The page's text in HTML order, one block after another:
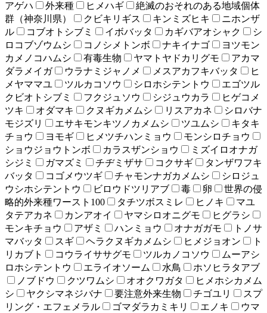
アゲハ
外来種 ヒメハギ
絶滅のおそれのある地域個体
群（神奈川県）
クビキリギス キンミズヒキ
ニホンザ
ル
コブオトシブミ イボバッタ カギバアオシャク
シ
ロコブゾウムシ
コノシメトンボ ナキイナゴ
ヨツモン
カメノコハムシ
有毒生物 ヤマトヤドカリグモ
アカマ
ダラメイガ
ウラナミジャノメ メスアカフキバッタ
ヒ
メヤママユ
ツルカコソウ シロホシテントウ
エゴツル
クビオトシブミ
フクジュソウ シジュウカラ
ヒゲコメ
ツキ
オダマキ クヌギカメムシ リスアカネ
シロバナ
モジズリ
エサキモンキツノカメムシ ツユムシ
キタキ
チョウ
ヨモギ ヒメツチハンミョウ
モンシロチョウ
ショウジョウトンボ
カラスザンショウ
ミズイロオナガ
シジミ
ガマズミ チヂミザサ コクサギ
タンザワフキ
バッタ
コゴメウツギ チャモンナガカメムシ
シロジュ
ウシホシテントウ
ビロウドツリアブ 毒 卵
世界の侵
略的外来種ワースト100
タチツボスミレ ヒノキ
マユ
タテアカネ
カンアオイ ヤマシロオニグモ
ヒグラシ
モンキチョウ
アザミ ハンミョウ オナガガモ
トノサ
マバッタ
スギ ヘラクヌギカメムシ ヒメジョオン
ト
リカブト
コウライササグモ ツルカノコソウ
ムーアシ
ロホシテントウ
エライオソーム 水鳥
ホソヒラタアブ
ノブドウ
クツワムシ オオクワガタ
ヒメホシカメム
シ
ヤクシマネジバナ 要注意外来生物 チゴユリ
スプ
リング・エフェメラル
ゴマダラカミキリ エノキ
ウマ